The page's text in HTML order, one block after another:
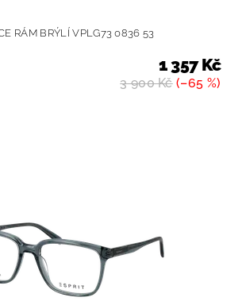
RÁM BRÝLÍ VPLG73 0836 53
3 900 Kč(–65 %)
1 357 Kč